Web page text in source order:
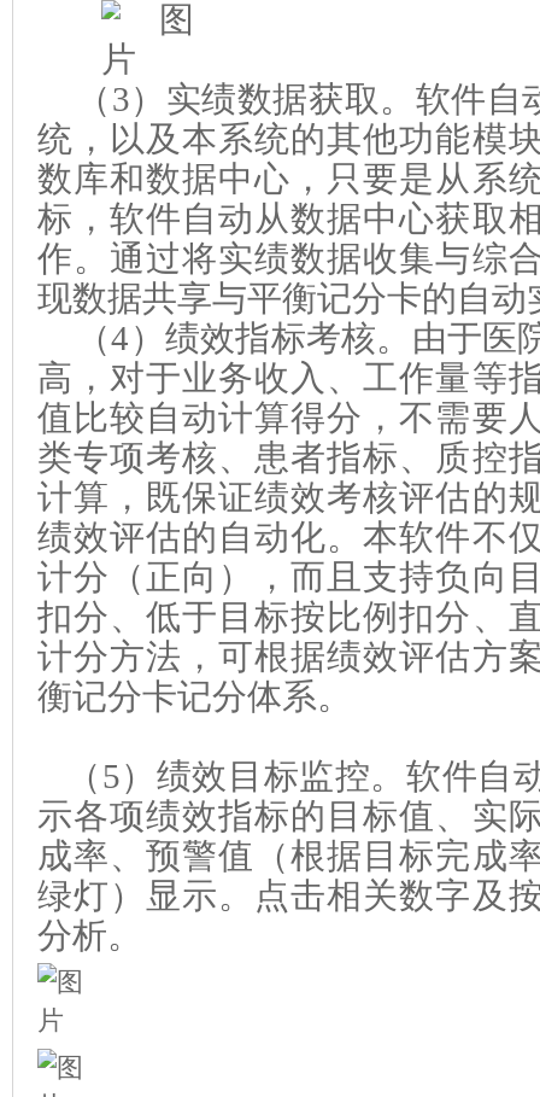
（3）实绩数据获取 。 软件自
统，以及本系统的其他功能模
数库和数据中心，只要是从系
标，软件自动从数据中心获取
作。通过将实绩数据收集与综
现数据共享与平衡记分卡的自动
（4）绩效指标考核。 由于医
高，对于业务收入、工作量等
值比较自动计算得分，不需要
类专项考核、患者指标、质控
计算，既保证绩效考核评估的
绩效评估的自动化。本软件不
计分（正向），而且支持负向
扣分、低于目标按比例扣分、
计分方法，可根据绩效评估方
衡记分卡记分体系。
（5） 绩效目标监控。软件自
示各项绩效指标的目标值、实
成率、预警值（根据目标完成
绿灯）显示。
点击相关数字及
分析。